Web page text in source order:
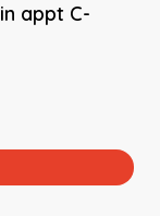
appt C-